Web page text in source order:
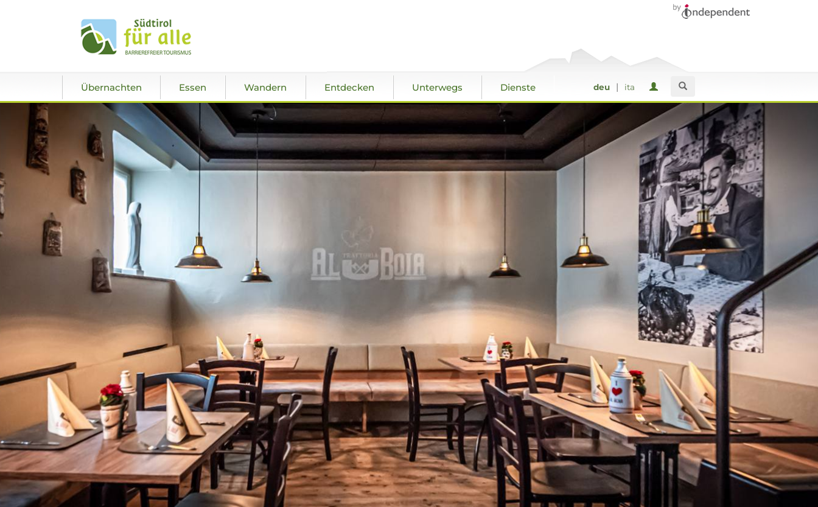
Übernachten Essen Wandern Entdecken Unterwegs Dienste deu | ita